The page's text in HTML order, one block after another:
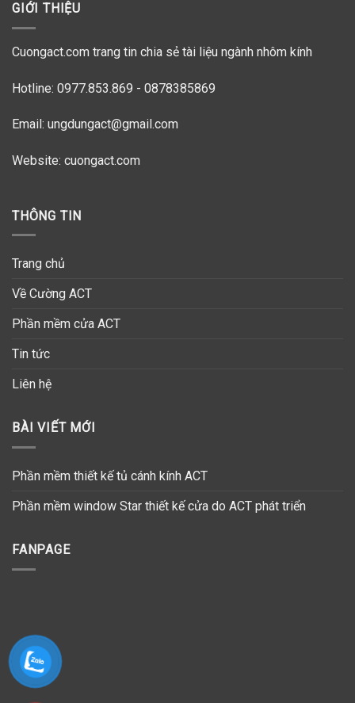
GIỚI THIỆU
Cuongact.com trang tin chia sẻ tài liệu ngành nhôm kính
Hotline: 0977.853.869 - 0878385869
Email: ungdungact@gmail.com
Website: cuongact.com
THÔNG TIN
Trang chủ
Về Cường ACT
Phần mềm cửa ACT
Tin tức
Liên hệ
BÀI VIẾT MỚI
Phần mềm thiết kế tủ cánh kính ACT
Phần mềm window Star thiết kế cửa do ACT phát triển
FANPAGE